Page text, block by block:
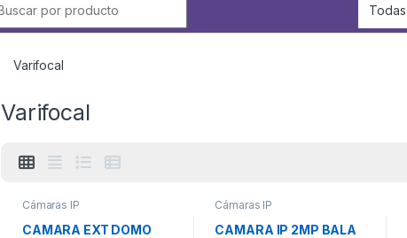
Varifocal
Varifocal
Cámaras IP
CAMARA EXT DOMO
Cámaras IP
CAMARA IP 2MP BALA